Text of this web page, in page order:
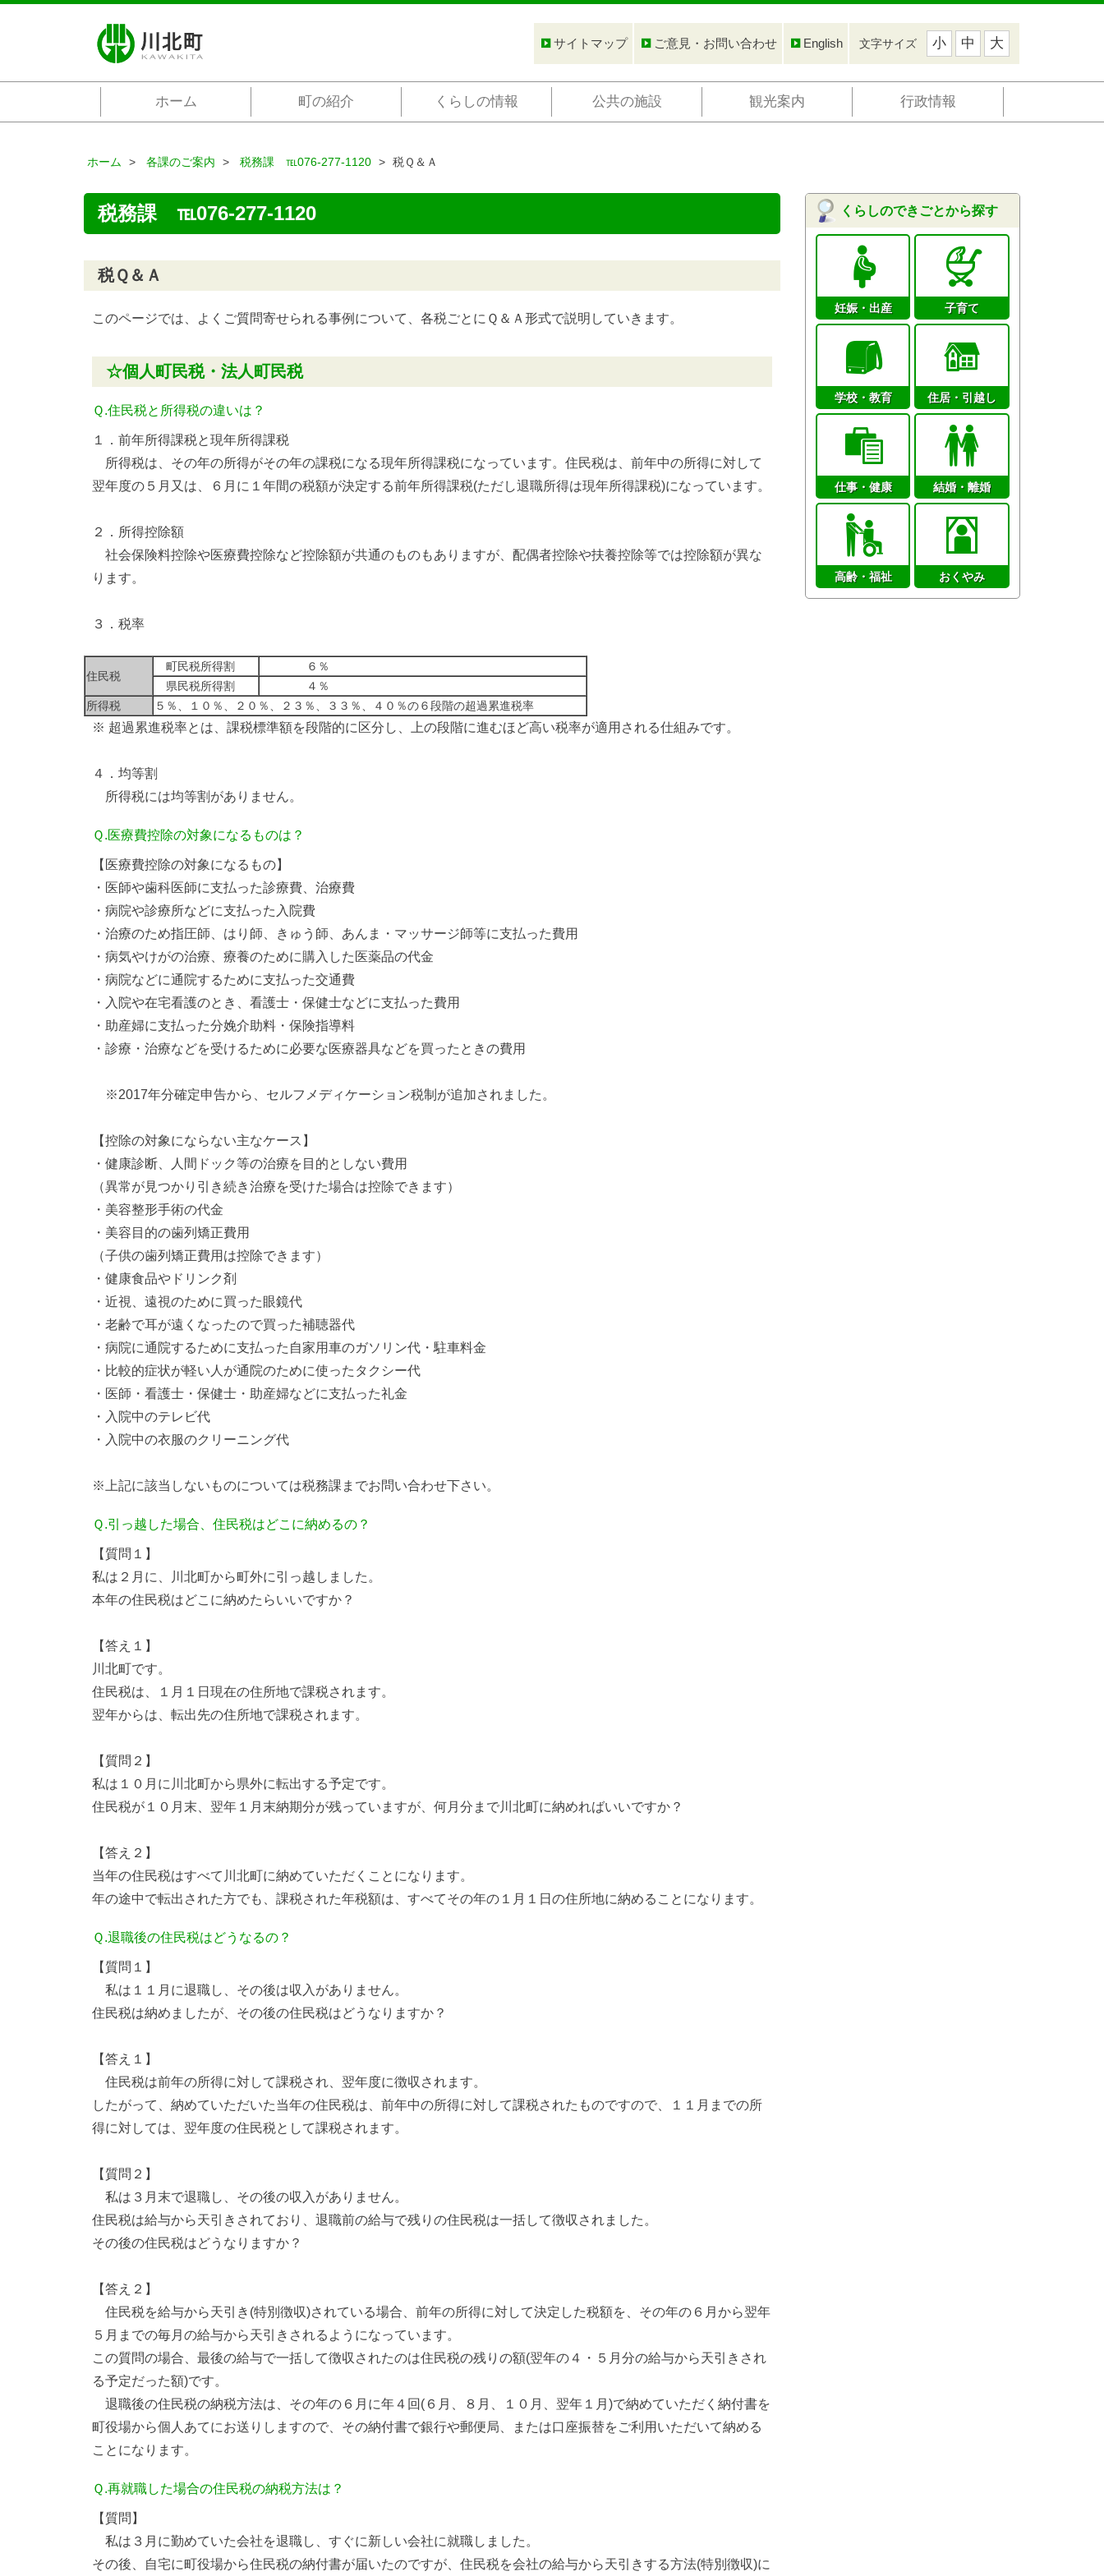
サイトマップ ご意見・お問い合わせ English 文字サイズ 小 中 大
ホーム 町の紹介 くらしの情報 公共の施設 観光案内 行政情報
ホーム 各課のご案内 税務課 ℡076-277-1120 税Ｑ＆Ａ
税務課 ℡076-277-1120
税Ｑ＆Ａ
このページでは、よくご質問寄せられる事例について、各税ごとにＱ＆Ａ形式で説明していきます。
☆個人町民税・法人町民税
Ｑ.住民税と所得税の違いは？
１．前年所得課税と現年所得課税
所得税は、その年の所得がその年の課税になる現年所得課税になっています。住民税は、前年中の所得に対して
翌年度の５月又は、６月に１年間の税額が決定する前年所得課税(ただし退職所得は現年所得課税)になっています。
２．所得控除額
社会保険料控除や医療費控除など控除額が共通のものもありますが、配偶者控除や扶養控除等では控除額が異な
ります。
３．税率
住民税
町民税所得割
６％
県民税所得割
４％
所得税
５％、１０％、２０％、２３％、３３％、４０％の６段階の超過累進税率
※ 超過累進税率とは、課税標準額を段階的に区分し、上の段階に進むほど高い税率が適用される仕組みです。
４．均等割
所得税には均等割がありません。
Ｑ.医療費控除の対象になるものは？
【医療費控除の対象になるもの】
・医師や歯科医師に支払った診療費、治療費
・病院や診療所などに支払った入院費
・治療のため指圧師、はり師、きゅう師、あんま・マッサージ師等に支払った費用
・病気やけがの治療、療養のために購入した医薬品の代金
・病院などに通院するために支払った交通費
・入院や在宅看護のとき、看護士・保健士などに支払った費用
・助産婦に支払った分娩介助料・保険指導料
・診療・治療などを受けるために必要な医療器具などを買ったときの費用
※2017年分確定申告から、セルフメディケーション税制が追加されました。
【控除の対象にならない主なケース】
・健康診断、人間ドック等の治療を目的としない費用
（異常が見つかり引き続き治療を受けた場合は控除できます）
・美容整形手術の代金
・美容目的の歯列矯正費用
（子供の歯列矯正費用は控除できます）
・健康食品やドリンク剤
・近視、遠視のために買った眼鏡代
・老齢で耳が遠くなったので買った補聴器代
・病院に通院するために支払った自家用車のガソリン代・駐車料金
・比較的症状が軽い人が通院のために使ったタクシー代
・医師・看護士・保健士・助産婦などに支払った礼金
・入院中のテレビ代
・入院中の衣服のクリーニング代
※上記に該当しないものについては税務課までお問い合わせ下さい。
Ｑ.引っ越した場合、住民税はどこに納めるの？
【質問１】
私は２月に、川北町から町外に引っ越しました。
本年の住民税はどこに納めたらいいですか？
【答え１】
川北町です。
住民税は、１月１日現在の住所地で課税されます。
翌年からは、転出先の住所地で課税されます。
【質問２】
私は１０月に川北町から県外に転出する予定です。
住民税が１０月末、翌年１月末納期分が残っていますが、何月分まで川北町に納めればいいですか？
【答え２】
当年の住民税はすべて川北町に納めていただくことになります。
年の途中で転出された方でも、課税された年税額は、すべてその年の１月１日の住所地に納めることになります。
Ｑ.退職後の住民税はどうなるの？
【質問１】
私は１１月に退職し、その後は収入がありません。
住民税は納めましたが、その後の住民税はどうなりますか？
【答え１】
住民税は前年の所得に対して課税され、翌年度に徴収されます。
したがって、納めていただいた当年の住民税は、前年中の所得に対して課税されたものですので、１１月までの所
得に対しては、翌年度の住民税として課税されます。
【質問２】
私は３月末で退職し、その後の収入がありません。
住民税は給与から天引きされており、退職前の給与で残りの住民税は一括して徴収されました。
その後の住民税はどうなりますか？
【答え２】
住民税を給与から天引き(特別徴収)されている場合、前年の所得に対して決定した税額を、その年の６月から翌年
５月までの毎月の給与から天引きされるようになっています。
この質問の場合、最後の給与で一括して徴収されたのは住民税の残りの額(翌年の４・５月分の給与から天引きされ
る予定だった額)です。
退職後の住民税の納税方法は、その年の６月に年４回(６月、８月、１０月、翌年１月)で納めていただく納付書を
町役場から個人あてにお送りしますので、その納付書で銀行や郵便局、または口座振替をご利用いただいて納める
ことになります。
Ｑ.再就職した場合の住民税の納税方法は？
【質問】
私は３月に勤めていた会社を退職し、すぐに新しい会社に就職しました。
その後、自宅に町役場から住民税の納付書が届いたのですが、住民税を会社の給与から天引きする方法(特別徴収)に
くらしのできごとから探す
妊娠・出産 子育て
学校・教育 住居・引越し
仕事・健康 結婚・離婚
高齢・福祉 おくやみ